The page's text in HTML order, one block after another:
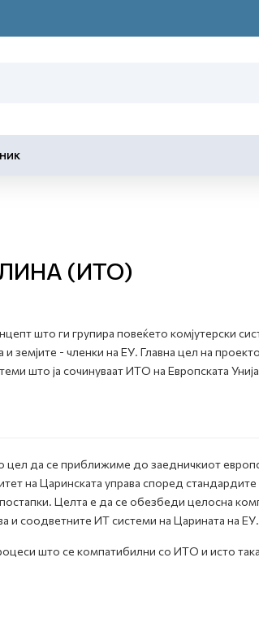
(ИТО)
што ги групира повеќето комјутерски
земјите - членки на ЕУ. Главна цел на
што ја сочинуваат ИТО на Европската
да се приближиме до заедничкиот
на Царинската управа според
Целта е да се обезбеди целосна
и соодветните ИТ системи на Царината на ЕУ.
што се компатибилни со ИТО и исто